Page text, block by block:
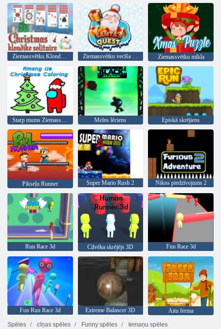
Ziemassvētku Klondike Solitaire Ziemassvētku vecīša meklējumi Ziemassvētku mīkla
Starp mums Ziemassvētku krāsošana Melns lēciens Episkā skrējiens
Pikseļu Runner Super Mario Rush 2 Nikns piedzīvojums 2
Run Race 3d Cilvēka skrējējs 3D Fun Race 3d
Fun Run Race 3d Extreme Balancer 3D
Aitu ferma
Spēles
cīņas spēles Funny spēles
Iemaņu spēles